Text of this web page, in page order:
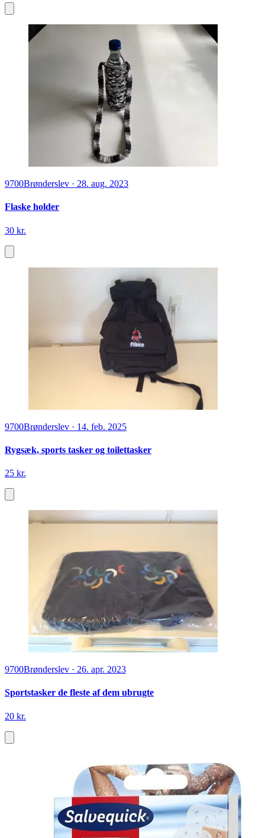
9700Brønderslev · 28. aug. 2023
Flaske holder
30 kr.
9700Brønderslev · 14. feb. 2025
Rygsæk, sports tasker og toilettasker
25 kr.
9700Brønderslev · 26. apr. 2023
Sportstasker de fleste af dem ubrugte
20 kr.